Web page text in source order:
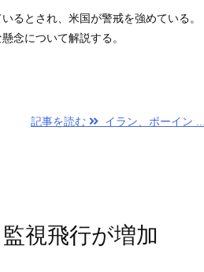
るとされ、米国が警戒を強めている。
念について解説する。
記事を読む イラン、ボーイン ...
視飛行が増加